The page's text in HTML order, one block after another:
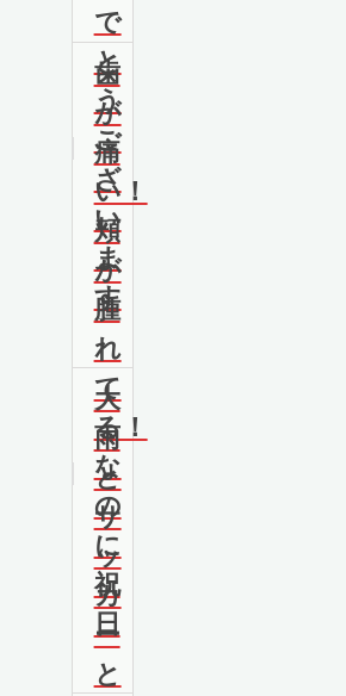
で
と
う
ご
ざ
い
ま
す
歯
が
痛
い！
頬
が
腫
れ
て
る！
な
の
に
祝
日
大
雨
と
サ
ッ
カ
ー
と